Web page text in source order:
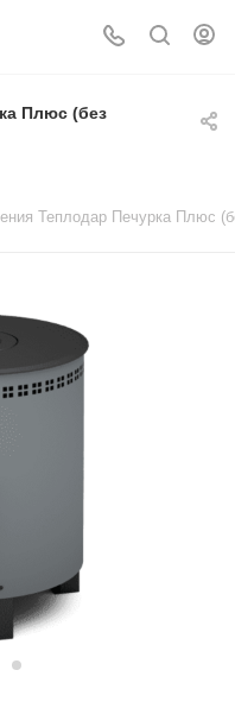
Плюс (без
Теплодар Печурка Плюс